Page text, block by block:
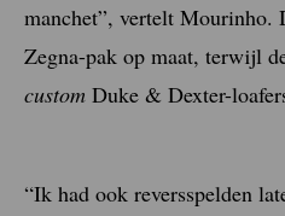
manchet”, vertelt Mourinho.
Zegna-pak op maat, terwijl
custom Duke & Dexter-
“Ik had ook reversspelden